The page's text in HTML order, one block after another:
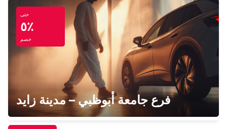
TOULOUSE RAILWAY STATION
TOULOUSE - FRANCE
TARBES LOURDES AIRPORT
JUILLAN - FRANCE
حتى
٥٪
خصم
فرع جامعة أبوظبي – مدينة زايد